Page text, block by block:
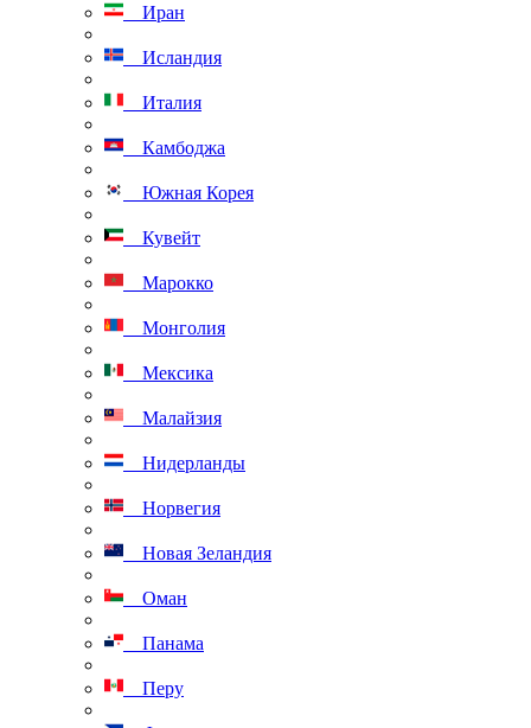
Иран
Исландия
Италия
Камбоджа
Южная Корея
Кувейт
Марокко
Монголия
Мексика
Малайзия
Нидерланды
Норвегия
Новая Зеландия
Оман
Панама
Перу